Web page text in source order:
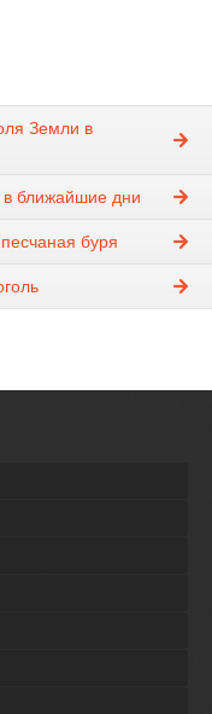
Земли в
ближайшие дни
буря